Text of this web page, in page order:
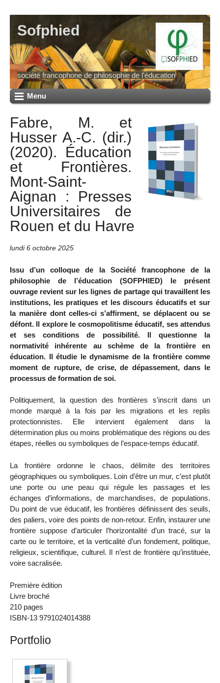
Sofphied
société francophone de philosophie de l’éducation
Menu
Fabre, M. et
Husser A.-C. (dir.)
(2020). Éducation
et Frontières.
Mont-Saint-
Aignan : Presses
Universitaires de
Rouen et du Havre
lundi 6 octobre 2025
Issu d’un colloque de la Société francophone de la
philosophie de l’éducation (SOFPHIED) le présent
ouvrage revient sur les lignes de partage qui travaillent les
institutions, les pratiques et les discours éducatifs et sur
la manière dont celles-ci s’affirment, se déplacent ou se
défont. Il explore le cosmopolitisme éducatif, ses attendus
et ses conditions de possibilité. Il questionne la
normativité inhérente au schème de la frontière en
éducation. Il étudie le dynamisme de la frontière comme
moment de rupture, de crise, de dépassement, dans le
processus de formation de soi.
Politiquement, la question des frontières s’inscrit dans un
monde marqué à la fois par les migrations et les replis
protectionnistes. Elle intervient également dans la
détermination plus ou moins problématique des régions ou des
étapes, réelles ou symboliques de l’espace-temps éducatif.
La frontière ordonne le chaos, délimite des territoires
géographiques ou symboliques. Loin d’être un mur, c’est plutôt
une porte ou une peau qui régule les passages et les
échanges d’informations, de marchandises, de populations.
Du point de vue éducatif, les frontières définissent des seuils,
des paliers, voire des points de non-retour. Enfin, instaurer une
frontière suppose d’articuler l’horizontalité d’un tracé, sur la
carte ou le territoire, et la verticalité d’un fondement, politique,
religieux, scientifique, culturel. Il n’est de frontière qu’instituée,
voire sacralisée.
Première édition
Livre broché
210 pages
ISBN-13 9791024014388
Portfolio